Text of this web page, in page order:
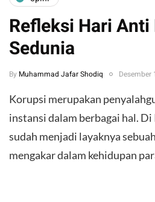
Refleksi Hari
Sedunia
By Muhammad Jafar Shodiq Desember
Korupsi merupakan
instansi dalam berbagai hal.
sudah menjadi layaknya
mengakar dalam kehidupan